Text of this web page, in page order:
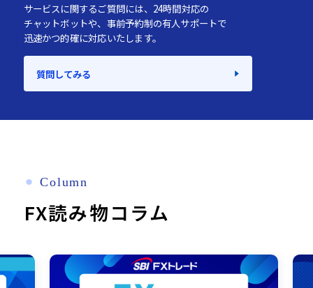
サービスに関するご質問には、24時間対応の
チャットボットや、事前予約制の有人サポートで
迅速かつ的確に対応いたします。
質問してみる
⚫︎ Column
FX読み物コラム